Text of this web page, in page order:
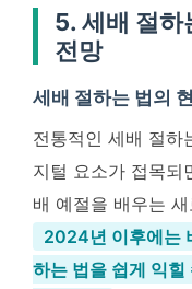
5. 세배 절하
전망
세배 절하는 법의
전통적인 세배 절하
지털 요소가 접목되
배 예절을 배우는
2024년 이후에는
하는 법을 쉽게 익